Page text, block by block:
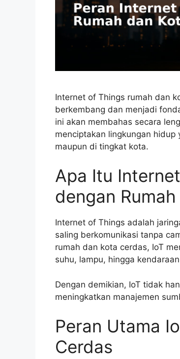
Internet of Things rumah dan
berkembang dan menjadi
ini akan membahas secara
menciptakan lingkungan
maupun di tingkat kota.
Apa Itu
dengan
Internet of Things adalah
saling berkomunikasi tanpa
rumah dan kota cerdas, IoT
suhu, lampu, hingga
Dengan demikian, IoT tidak
meningkatkan manajemen
Peran Utama
Cerdas